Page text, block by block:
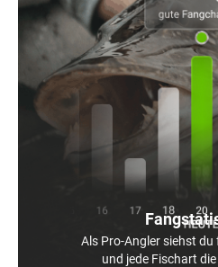
Als Pro-Angler siehst du
und jede Fischart